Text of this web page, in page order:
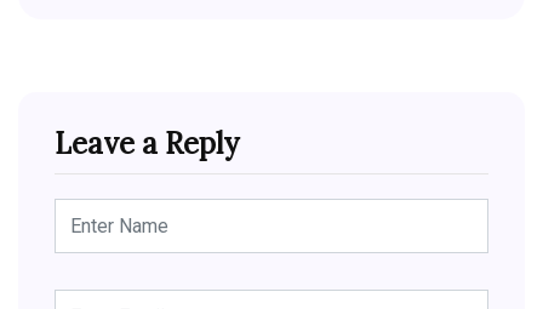
Leave a Reply